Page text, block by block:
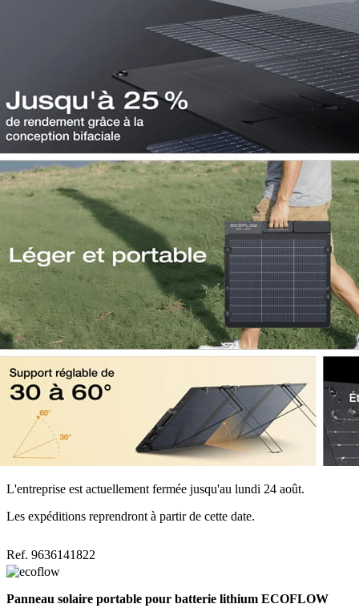
L'entreprise est actuellement fermée jusqu'au lundi 24 août.
Les expéditions reprendront à partir de cette date.
Ref. 9636141822
Panneau solaire portable pour batterie lithium ECOFLOW